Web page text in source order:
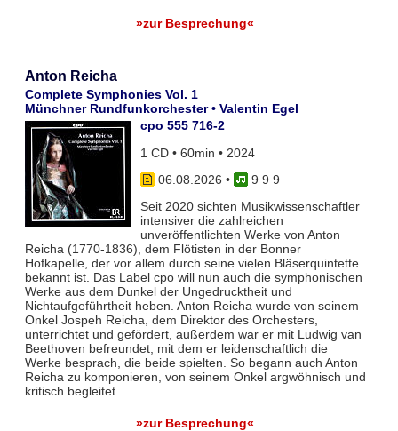
»zur Besprechung«
Anton Reicha
Complete Symphonies Vol. 1
Münchner Rundfunkorchester • Valentin Egel
cpo 555 716-2
1 CD • 60min • 2024
06.08.2026 •
9 9 9
Seit 2020 sichten Musikwissenschaftler
intensiver die zahlreichen
unveröffentlichten Werke von Anton
Reicha (1770-1836), dem Flötisten in der Bonner
Hofkapelle, der vor allem durch seine vielen Bläserquintette
bekannt ist. Das Label cpo will nun auch die symphonischen
Werke aus dem Dunkel der Ungedrucktheit und
Nichtaufgeführtheit heben. Anton Reicha wurde von seinem
Onkel Jospeh Reicha, dem Direktor des Orchesters,
unterrichtet und gefördert, außerdem war er mit Ludwig van
Beethoven befreundet, mit dem er leidenschaftlich die
Werke besprach, die beide spielten. So begann auch Anton
Reicha zu komponieren, von seinem Onkel argwöhnisch und
kritisch begleitet.
»zur Besprechung«